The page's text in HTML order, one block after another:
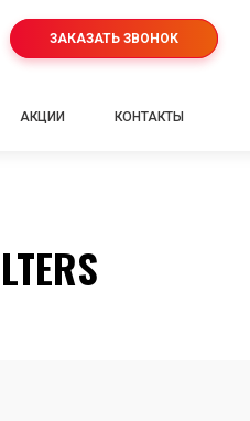
ЗАКАЗАТЬ ЗВОНОК
АКЦИИ КОНТАКТЫ